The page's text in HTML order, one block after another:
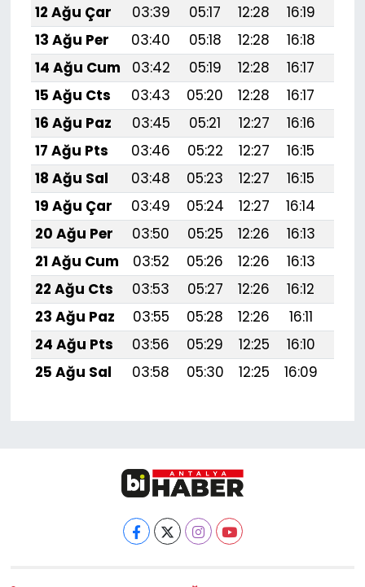
12 Ağu Çar
03:39 05:17 12:28 16:19
13 Ağu Per
03:40 05:18 12:28 16:18
14 Ağu Cum
03:42 05:19 12:28 16:17
15 Ağu Cts
03:43 05:20 12:28 16:17
16 Ağu Paz
03:45 05:21 12:27 16:16
17 Ağu Pts
03:46 05:22 12:27 16:15
18 Ağu Sal
03:48 05:23 12:27 16:15
19 Ağu Çar
03:49 05:24 12:27 16:14
20 Ağu Per
03:50 05:25 12:26 16:13
21 Ağu Cum
03:52 05:26 12:26 16:13
22 Ağu Cts
03:53 05:27 12:26 16:12
23 Ağu Paz
03:55 05:28 12:26 16:11
24 Ağu Pts
03:56 05:29 12:25 16:10
25 Ağu Sal
03:58 05:30 12:25 16:09